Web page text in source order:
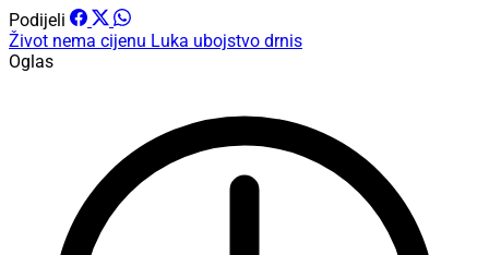
Podijeli
Život nema cijenu Luka ubojstvo drnis
Oglas